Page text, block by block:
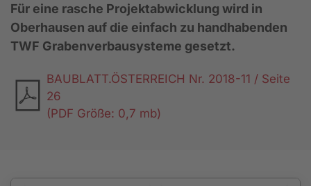
Für eine rasche Projektabwicklung wird in
Oberhausen auf die einfach zu handhabenden
TWF Grabenverbausysteme gesetzt.
BAUBLATT.ÖSTERREICH Nr. 2018-11 / Seite
26
(PDF Größe: 0,7 mb)